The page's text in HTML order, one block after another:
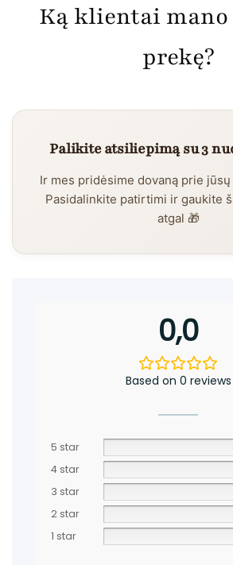
Ką klientai mano
prekę?
Palikite atsiliepimą su 3
Ir mes pridėsime dovaną prie
Pasidalinkite patirtimi ir gaukite
atgal 🎁
0,0
Based on 0 reviews
5 star
4 star
3 star
2 star
1 star